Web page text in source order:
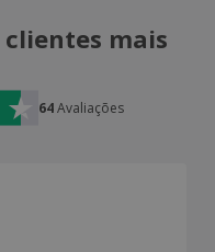
clientes mais
64Avaliações